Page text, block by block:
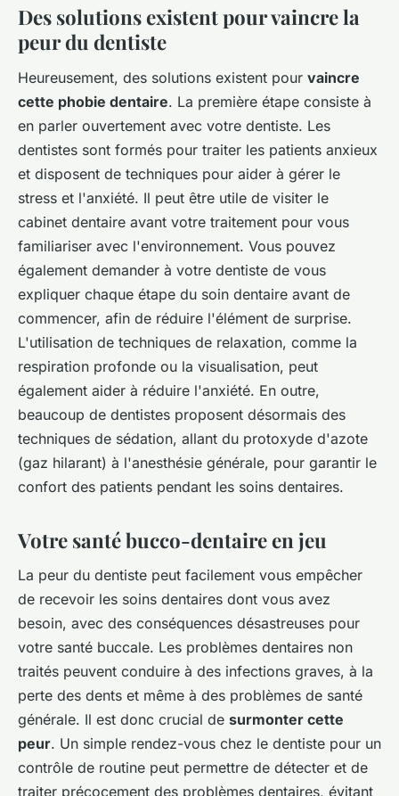
Des solutions existent pour vaincre la
peur du dentiste
Heureusement, des solutions existent pour vaincre
cette phobie dentaire. La première étape consiste à
en parler ouvertement avec votre dentiste. Les
dentistes sont formés pour traiter les patients anxieux
et disposent de techniques pour aider à gérer le
stress et l'anxiété. Il peut être utile de visiter le
cabinet dentaire avant votre traitement pour vous
familiariser avec l'environnement. Vous pouvez
également demander à votre dentiste de vous
expliquer chaque étape du soin dentaire avant de
commencer, afin de réduire l'élément de surprise.
L'utilisation de techniques de relaxation, comme la
respiration profonde ou la visualisation, peut
également aider à réduire l'anxiété. En outre,
beaucoup de dentistes proposent désormais des
techniques de sédation, allant du protoxyde d'azote
(gaz hilarant) à l'anesthésie générale, pour garantir le
confort des patients pendant les soins dentaires.
Votre santé bucco-dentaire en jeu
La peur du dentiste peut facilement vous empêcher
de recevoir les soins dentaires dont vous avez
besoin, avec des conséquences désastreuses pour
votre santé buccale. Les problèmes dentaires non
traités peuvent conduire à des infections graves, à la
perte des dents et même à des problèmes de santé
générale. Il est donc crucial de surmonter cette
peur. Un simple rendez-vous chez le dentiste pour un
contrôle de routine peut permettre de détecter et de
traiter précocement des problèmes dentaires, évitant